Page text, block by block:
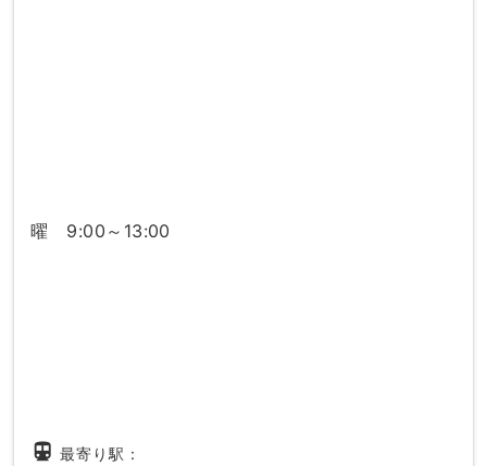
曜 9:00～13:00
directions_subway 最寄り駅：